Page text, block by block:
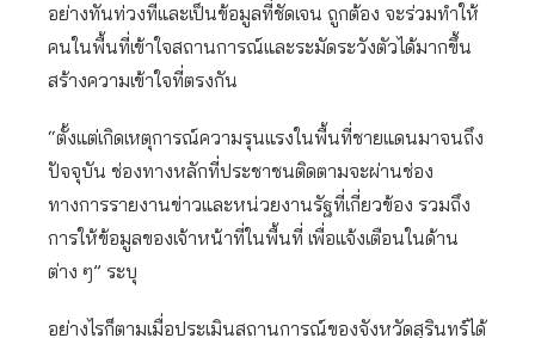
อย่างทันท่วงทีและเป็นข้อมูลที่ชัดเจน ถูกต้อง จะร่วมทำให้
คนในพื้นที่เข้าใจสถานการณ์และระมัดระวังตัวได้มากขึ้น
สร้างความเข้าใจที่ตรงกัน
“ตั้งแต่เกิดเหตุการณ์ความรุนแรงในพื้นที่ชายแดนมาจนถึง
ปัจจุบัน ช่องทางหลักที่ประชาชนติดตามจะผ่านช่อง
ทางการรายงานข่าวและหน่วยงานรัฐที่เกี่ยวข้อง รวมถึง
การให้ข้อมูลของเจ้าหน้าที่ในพื้นที่ เพื่อแจ้งเตือนในด้าน
ต่าง ๆ” ระบุ
อย่างไรก็ตามเมื่อประเมินสถานการณ์ของจังหวัดสุรินทร์ได้